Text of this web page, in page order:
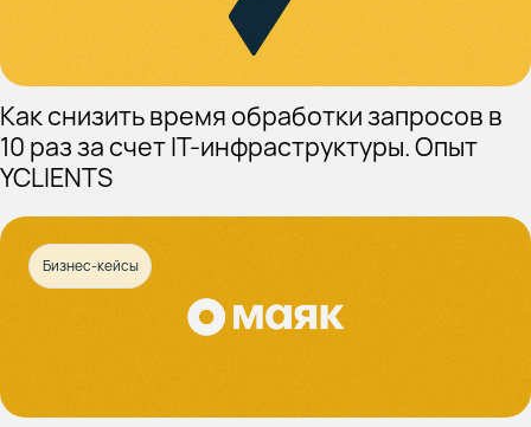
Как снизить время обработки запросов в
10 раз за счет IT-инфраструктуры. Опыт
YCLIENTS
Бизнес-кейсы